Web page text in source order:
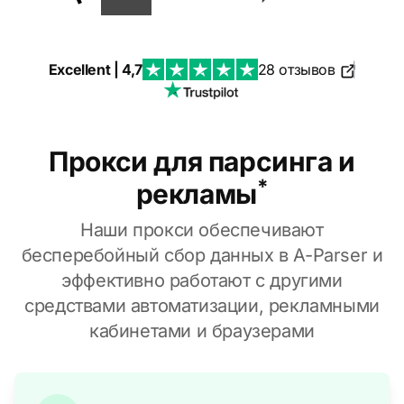
Excellent | 4,7 28 отзывов |
Прокси для парсинга и
рекламы*
Наши прокси обеспечивают
бесперебойный сбор данных в A-Parser и
эффективно работают с другими
средствами автоматизации, рекламными
кабинетами и браузерами